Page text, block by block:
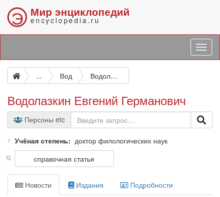
Э Мир энциклопедий
encyclopedia.ru
... Вод Водолазкин Евгений Германович
Водолазкин Евгений Германович
Персоны etc
Учёная степень
доктор филологических наук
справочная статья
Новости Издания Подробности